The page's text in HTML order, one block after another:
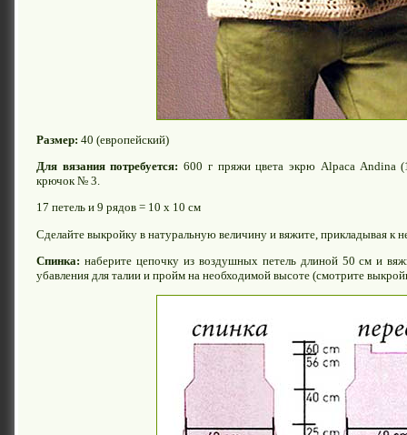
Размер: 40 (европейский)
Для вязания потребуется: 600 г пряжи цвета экрю Alpaca Andina
крючок № 3.
17 петель и 9 рядов = 10 х 10 см
Сделайте выкройку в натуральную величину и вяжите, прикладывая к
Спинка: наберите цепочку из воздушных петель длиной 50 см и
убавления для талии и пройм на необходимой высоте (смотрите